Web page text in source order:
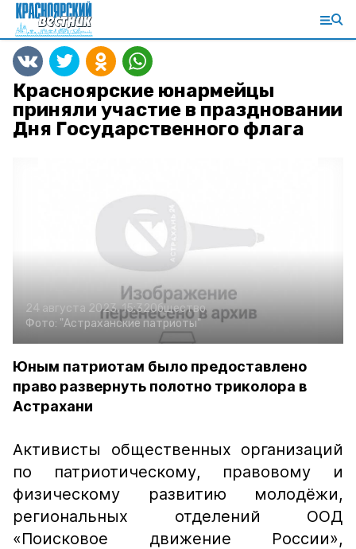
Красноярские юнармейцы
приняли участие в праздновании
Дня Государственного флага
24 августа 2023, 15:32Общество
Фото: "Астраханские патриоты"
Юным патриотам было предоставлено
право развернуть полотно триколора в
Астрахани
Активисты общественных организаций
по патриотическому, правовому и
физическому развитию молодёжи,
региональных отделений ООД
«Поисковое движение России»,